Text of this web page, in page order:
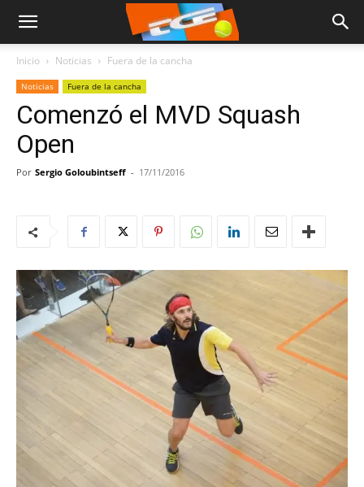
Inicio Noticias Fuera de la cancha
Noticias Fuera de la cancha
Comenzó el MVD Squash
Open
Por Sergio Goloubintseff - 17/11/2016